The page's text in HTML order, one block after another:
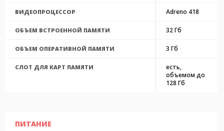
ВИДЕОПРОЦЕССОР Adreno 418
ОБЪЕМ ВСТРОЕННОЙ ПАМЯТИ 32 Гб
ОБЪЕМ ОПЕРАТИВНОЙ ПАМЯТИ 3 Гб
СЛОТ ДЛЯ КАРТ ПАМЯТИ
есть,
объемом до
128 Гб
ПИТАНИЕ